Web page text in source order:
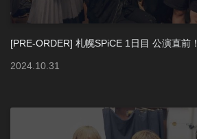
[PRE-ORDER] 札幌SPiCE 1日目 公演直前！
2024 10 31